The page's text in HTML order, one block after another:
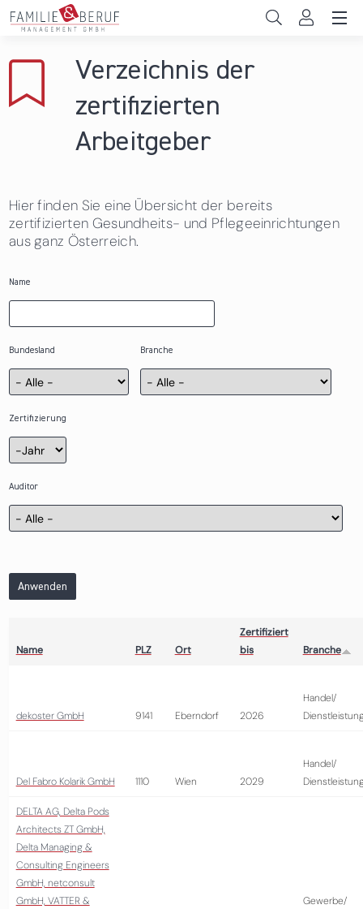
Direkt zum Inhalt
Gemeinden
Das sind wir
News & Events
Verzeichnis der
zertifizierten
Arbeitgeber
Hier finden Sie eine Übersicht der bereits
zertifizierten Gesundheits- und Pflegeeinrichtungen
aus ganz Österreich.
Name
Bundesland Branche
Zertifizierung
Zertifizierung
Jahr
Auditor
Anwenden
Name PLZ Ort
Zertifiziert
bis
Branche
dekoster GmbH 9141 Eberndorf 2026
Handel/
Del Fabro Kolarik GmbH 1110 Wien 2029
Handel/
DELTA AG, Delta Pods
Architects ZT GmbH,
Delta Managing &
Consulting Engineers
GmbH, netconsult
GmbH, VATTER &
Gewerbe/